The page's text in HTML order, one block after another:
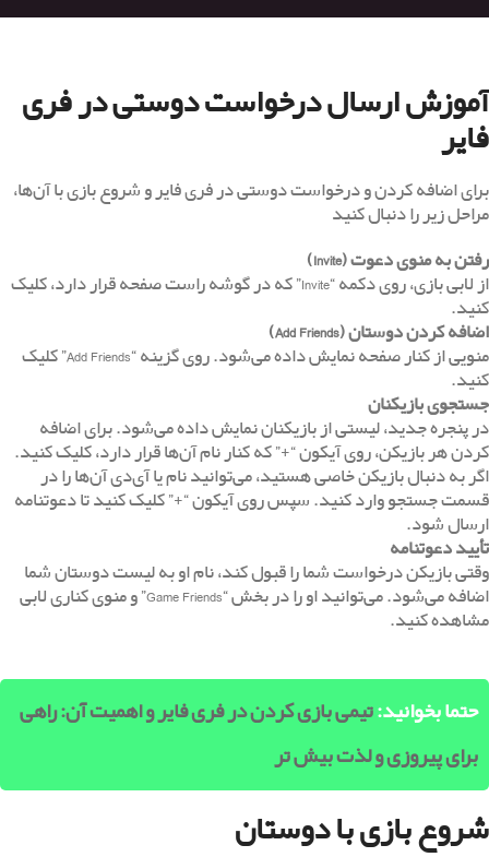
آموزش ارسال درخواست دوستی در فری
فایر
برای اضافه کردن و درخواست دوستی در فری فایر و شروع بازی با آن‌ها،
مراحل زیر را دنبال کنید
رفتن به منوی دعوت(Invite)
از لابی بازی، روی دکمه “Invite” که در گوشه راست صفحه قرار دارد، کلیک
کنید.
اضافه کردن دوستان(Add Friends)
منویی از کنار صفحه نمایش داده می‌شود. روی گزینه “Add Friends” کلیک
کنید.
جستجوی بازیکنان
در پنجره جدید، لیستی از بازیکنان نمایش داده می‌شود. برای اضافه
کردن هر بازیکن، روی آیکون “+” که کنار نام آن‌ها قرار دارد، کلیک کنید.
اگر به دنبال بازیکن خاصی هستید، می‌توانید نام یا آی‌دی آن‌ها را در
قسمت جستجو وارد کنید. سپس روی آیکون “+” کلیک کنید تا دعوتنامه
ارسال شود.
تأیید دعوتنامه
وقتی بازیکن درخواست شما را قبول کند، نام او به لیست دوستان شما
اضافه می‌شود. می‌توانید او را در بخش “Game Friends” و منوی کناری لابی
مشاهده کنید.
حتما بخوانید:تیمی بازی کردن در فری فایر و اهمیت آن: راهی
برای پیروزی و لذت بیش تر
شروع بازی با دوستان